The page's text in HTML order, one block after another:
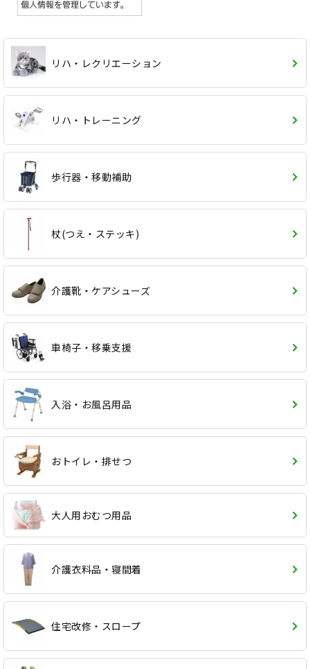
リハ・レクリエーション
リハ・トレーニング
歩行器・移動補助
杖(つえ・ステッキ)
介護靴・ケアシューズ
車椅子・移乗支援
入浴・お風呂用品
おトイレ・排せつ
大人用おむつ用品
介護衣料品・寝間着
住宅改修・スロープ